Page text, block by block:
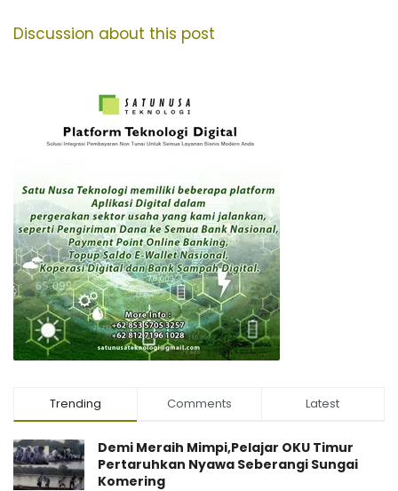
Discussion about this post
Trending Comments Latest
Demi Meraih Mimpi,Pelajar OKU Timur
Pertaruhkan Nyawa Seberangi Sungai
Komering